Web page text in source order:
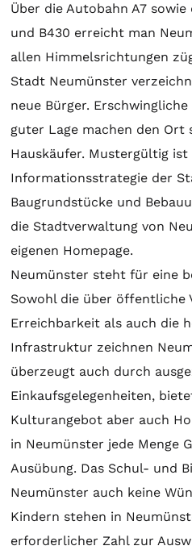
Über die Autobahn A7
und B430 erreicht man
allen Himmelsrichtungen
Stadt Neumünster
neue Bürger.
guter Lage machen den Ort
Hauskäufer. Mustergültig ist
Informationsstrategie der
Baugrundstücke und
die Stadtverwaltung von
eigenen Homepage.
Neumünster steht für eine
Sowohl die über öffentliche
Erreichbarkeit als auch die
Infrastruktur zeichnen
überzeugt auch durch
Einkaufsgelegenheiten,
Kulturangebot aber auch
in Neumünster jede Menge
Ausübung. Das Schul- und
Neumünster auch keine
Kindern stehen in
erforderlicher Zahl zur